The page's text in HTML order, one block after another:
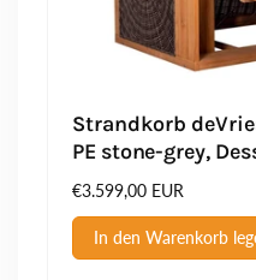
Strandkorb
PE stone-grey,
Normaler
Preis
€3.599,00 EUR
In den Warenkorb